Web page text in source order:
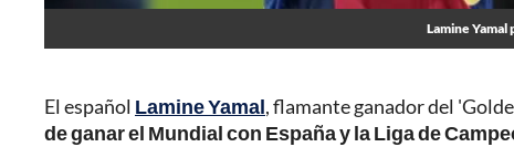
Lamine Yamal
El español Lamine Yamal, flamante ganador del
de ganar el Mundial con España y la Liga de